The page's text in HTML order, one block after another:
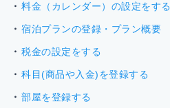
料金（カレンダー）の設定をする
宿泊プランの登録・プラン概要
税金の設定をする
科目(商品や入金)を登録する
部屋を登録する